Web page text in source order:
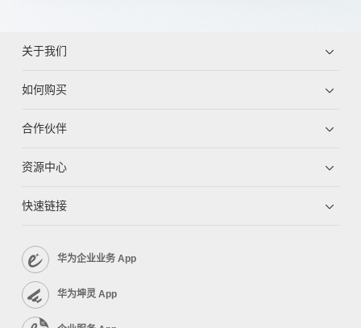
关于我们
如何购买
合作伙伴
资源中心
快速链接
华为企业业务 App
华为坤灵 App